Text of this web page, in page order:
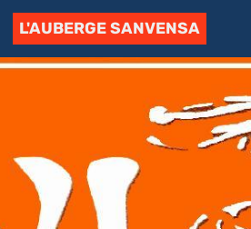
L'AUBERGE SANVENSA